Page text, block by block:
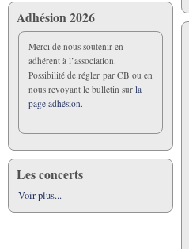
Adhésion 2026
Merci de nous soutenir en
adhérent à l’association.
Possibilité de régler par CB ou en
nous revoyant le bulletin sur la
page adhésion.
Les concerts
Voir plus...